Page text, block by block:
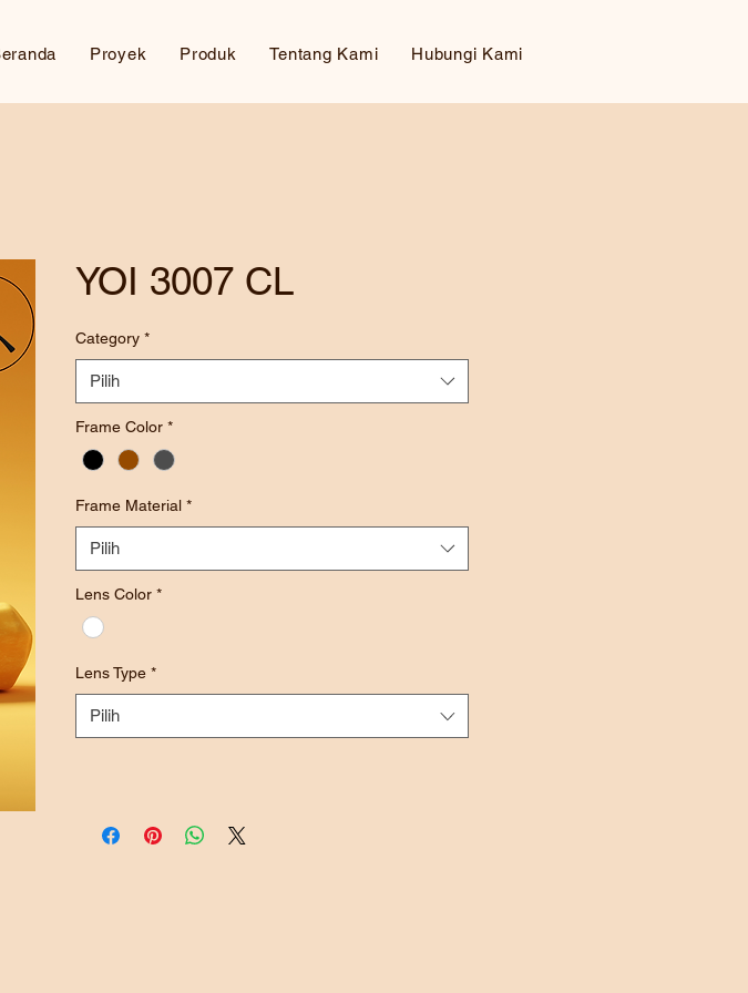
Proyek Produk Tentang Kami Hubungi Kami
YOI 3007 CL
Category *
Pilih
Frame Color *
Frame Material *
Pilih
Lens Color *
Lens Type *
Pilih